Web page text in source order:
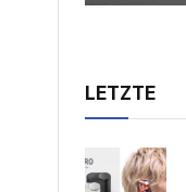
LETZTE